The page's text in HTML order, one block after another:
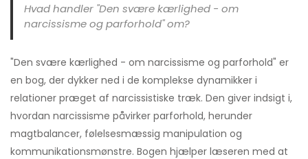
Hvad handler "Den svære kærlighed - om
narcissisme og parforhold" om?
"Den svære kærlighed - om narcissisme og parforhold" er
en bog, der dykker ned i de komplekse dynamikker i
relationer præget af narcissistiske træk. Den giver indsigt i,
hvordan narcissisme påvirker parforhold, herunder
magtbalancer, følelsesmæssig manipulation og
kommunikationsmønstre. Bogen hjælper læseren med at